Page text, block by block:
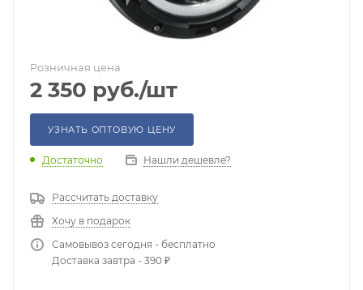
Розничная цена
2 350 руб./шт
УЗНАТЬ ОПТОВУЮ ЦЕНУ
Достаточно Нашли дешевле?
Рассчитать доставку
Хочу в подарок
Самовывоз сегодня - бесплатно
Доставка завтра - 390 ₽